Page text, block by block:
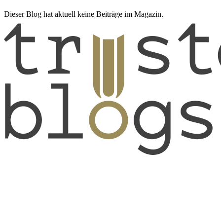
Dieser Blog hat aktuell keine Beiträge im Magazin.